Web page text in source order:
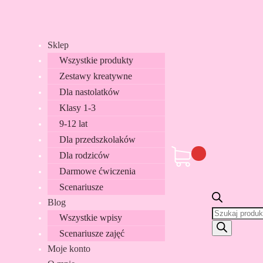
Sklep
Wszystkie produkty
Zestawy kreatywne
Dla nastolatków
Klasy 1-3
9-12 lat
Dla przedszkolaków
Dla rodziców
Darmowe ćwiczenia
Scenariusze
Blog
Wszystkie wpisy
Scenariusze zajęć
Moje konto
produktów